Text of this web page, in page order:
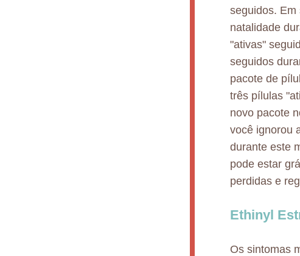
seguidos. Em
natalidade
"ativas"
seguidos
pacote de
três pílulas
novo pacote
você ignorou
durante este
pode estar
perdidas e
Ethinyl
Os sintomas